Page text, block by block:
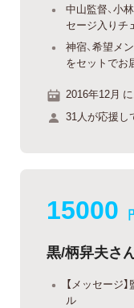
中山監督、小
セージ入りチ
神宿、希望メ
をセットでお
2016年12月
31人が応援し
15000
黒/柄舁夫さ
【メッセージ
ル